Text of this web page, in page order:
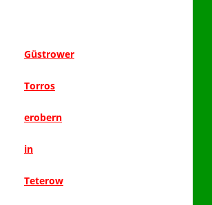
Güstrower
Torros
erobern
in
Teterow